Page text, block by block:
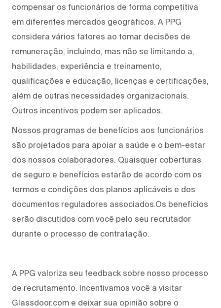
compensar os funcionários de forma competitiva
em diferentes mercados geográficos. A PPG
considera vários fatores ao tomar decisões de
remuneração, incluindo, mas não se limitando a,
habilidades, experiência e treinamento,
qualificações e educação, licenças e certificações,
além de outras necessidades organizacionais.
Outros incentivos podem ser aplicados.
Nossos programas de benefícios aos funcionários
são projetados para apoiar a saúde e o bem-estar
dos nossos colaboradores. Quaisquer coberturas
de seguro e benefícios estarão de acordo com os
termos e condições dos planos aplicáveis e dos
documentos reguladores associados.Os benefícios
serão discutidos com você pelo seu recrutador
durante o processo de contratação.
A PPG valoriza seu feedback sobre nosso processo
de recrutamento. Incentivamos você a visitar
Glassdoor.com e deixar sua opinião sobre o